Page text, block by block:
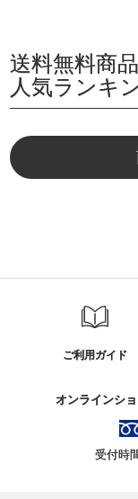
送料無料商
人気ランキ
ご利用ガイド
オンラインシ
受付時